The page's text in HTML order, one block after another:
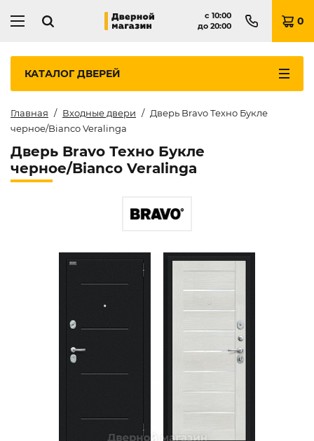
с 10:00
до 20:00 0
КАТАЛОГДВЕРЕЙ
Главная Входные двери
Дверь Bravo Техно Букле
черное/Bianco Veralinga
Дверь Bravo Техно Букле
черное/Bianco Veralinga